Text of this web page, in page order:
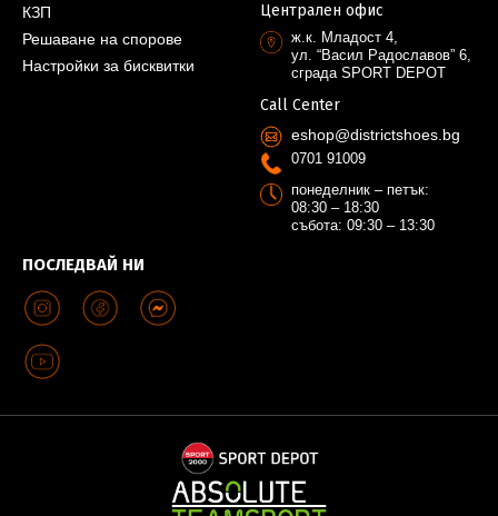
КЗП
Решаване на спорове
Настройки за бисквитки
ПОСЛЕДВАЙ НИ
Централен офис
ж.к. Младост 4,
ул. “Васил Радославов” 6,
сграда SPORT DEPOT
Call Center
eshop@districtshoes.bg
0701 91009
понеделник – петък:
08:30 – 18:30
събота: 09:30 – 13:30